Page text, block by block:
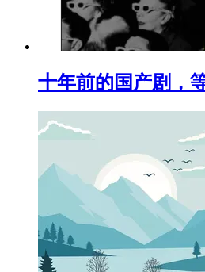
十年前的国产剧，